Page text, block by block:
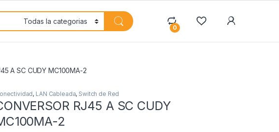
0
A SC CUDY MC100MA-2
, LAN Cableada, Switch de Red
RJ45 A SC CUDY
2